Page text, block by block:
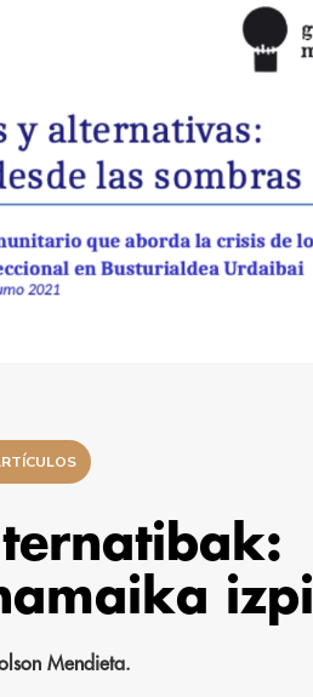
izpi
Mendieta.